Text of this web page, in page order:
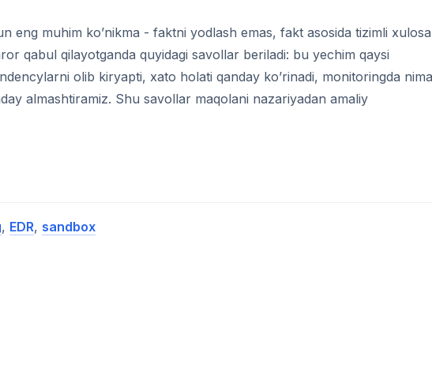
eng muhim ko’nikma - faktni yodlash emas, fakt asosida tizimli xulosa
qabul qilayotganda quyidagi savollar beriladi: bu yechim qaysi
olib kiryapti, xato holati qanday ko’rinadi, monitoringda
almashtiramiz. Shu savollar maqolani nazariyadan amaliy
, EDR, sandbox